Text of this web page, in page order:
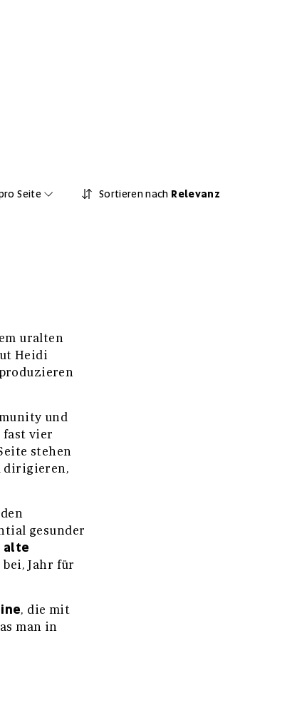
Sortieren nach Relevanz
Seite
uralten
Heidi
und
vier
stehen
dirigieren,
gesunder
alte
Jahr für
, die mit
man in